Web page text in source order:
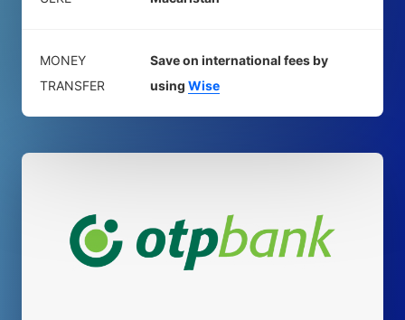
MONEY
TRANSFER
Save on international fees by
using Wise